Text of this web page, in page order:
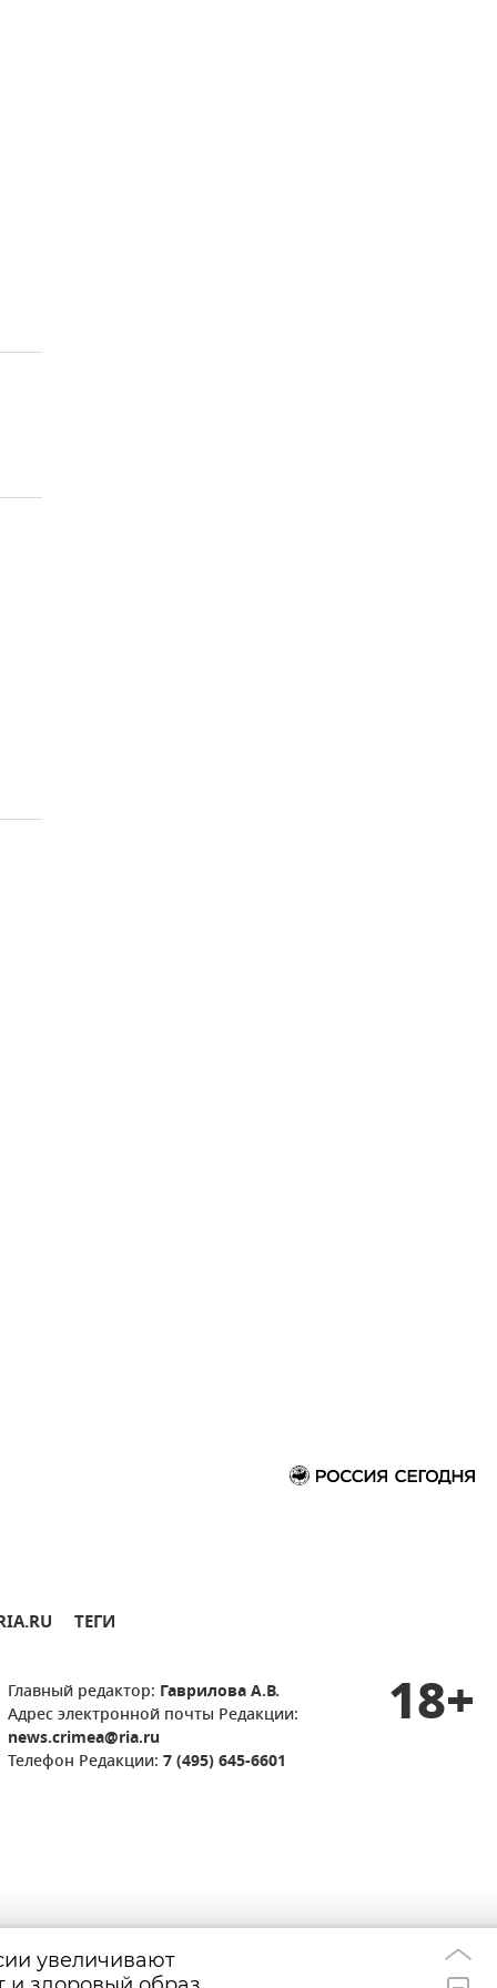
ТЕГИ
Главный редактор: Гаврилова А.В.
Адрес электронной почты Редакции:
news.crimea@ria.ru
Телефон Редакции: 7 (495) 645-6601
18+
увеличивают
В городе Саки